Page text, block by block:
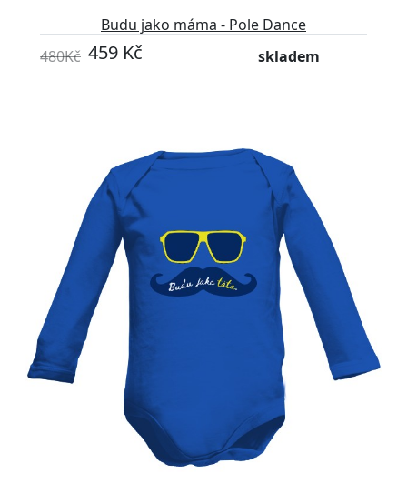
Budu jako máma - Pole Dance
480Kč 459 Kč skladem